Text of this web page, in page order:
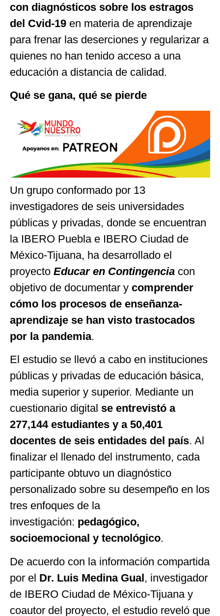
con diagnósticos sobre los estragos
del Cvid-19 en materia de aprendizaje
para frenar las deserciones y regularizar a
quienes no han tenido acceso a una
educación a distancia de calidad.
Qué se gana, qué se pierde
Un grupo conformado por 13
investigadores de seis universidades
públicas y privadas, donde se encuentran
la IBERO Puebla e IBERO Ciudad de
México-Tijuana, ha desarrollado el
proyecto Educar en Contingencia con
objetivo de documentar y comprender
cómo los procesos de enseñanza-
aprendizaje se han visto trastocados
por la pandemia.
El estudio se llevó a cabo en instituciones
públicas y privadas de educación básica,
media superior y superior. Mediante un
cuestionario digital se entrevistó a
277,144 estudiantes y a 50,401
docentes de seis entidades del país. Al
finalizar el llenado del instrumento, cada
participante obtuvo un diagnóstico
personalizado sobre su desempeño en los
tres enfoques de la
investigación: pedagógico,
socioemocional y tecnológico.
De acuerdo con la información compartida
por el Dr. Luis Medina Gual, investigador
de IBERO Ciudad de México-Tijuana y
coautor del proyecto, el estudio reveló que